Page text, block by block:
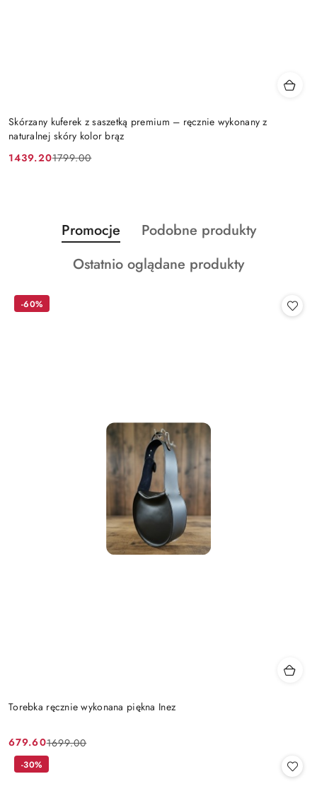
Skórzany kuferek z saszetką premium – ręcznie wykonany z
naturalnej skóry kolor brąz
Cena
1439.20
Cena
1799.00
Pomiń karuzelę produktów
Produkty
o
statusie:
Promocje
Produkty
statusie:
Podobne produkty
Produkty
Ostatnio oglądane produkty
Torebka ręcznie wykonana piękna Inez
Cena
promocyjna:
679.60
Cena
przed
1699.00
-60%
-30%